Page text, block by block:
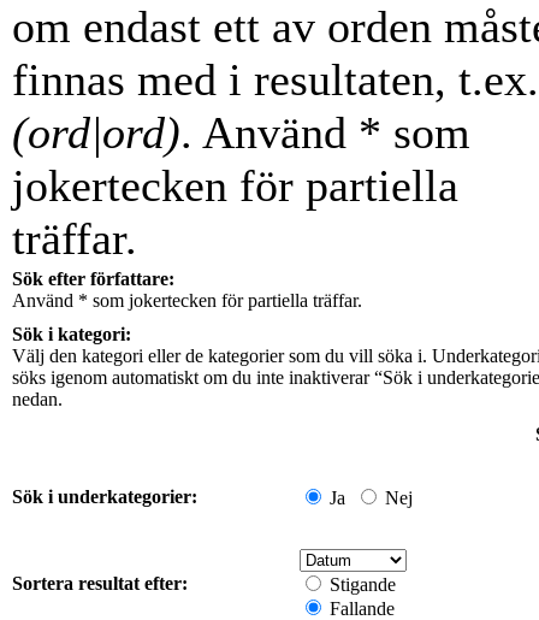
om endast ett av orden
finnas med i resultaten, t.ex.
(ord|ord). Använd * som
jokertecken för partiella
träffar.
Sök efter författare:
Använd * som jokertecken för partiella träffar.
Sök i kategori:
Välj den kategori eller de kategorier som du vill söka i.
söks igenom automatiskt om du inte inaktiverar “Sök i
nedan.
Sök i underkategorier: Ja Nej
Sortera resultat efter:
Stigande
Fallande